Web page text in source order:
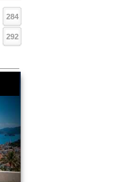
284
292